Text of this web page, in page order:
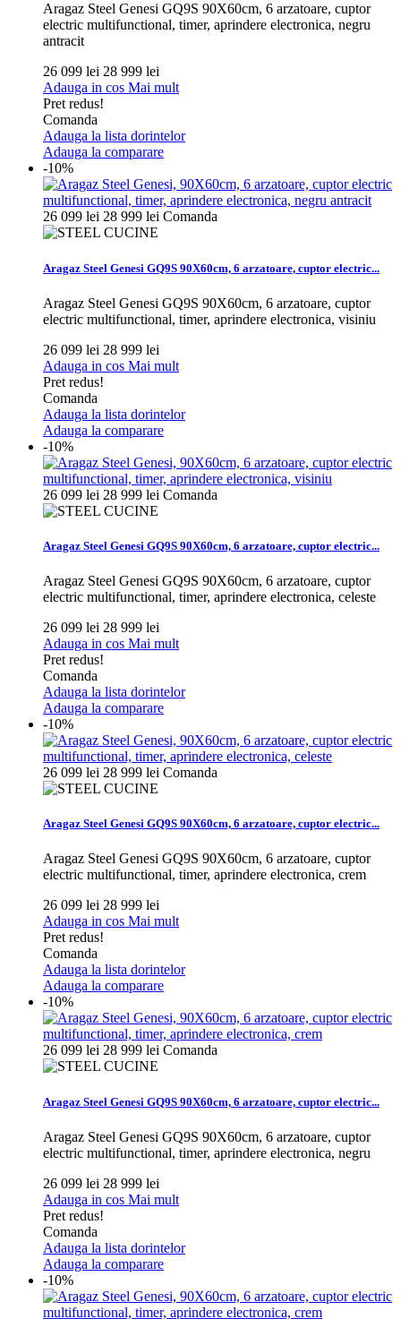
Aragaz Steel Genesi GQ9S 90X60cm, 6 arzatoare, cuptor
electric multifunctional, timer, aprindere electronica, negru
antracit
26 099 lei 28 999 lei
Adauga in cos Mai mult
Pret redus!
Comanda
Adauga la lista dorintelor
Adauga la comparare
-10%
26 099 lei 28 999 lei Comanda
Aragaz Steel Genesi GQ9S 90X60cm, 6 arzatoare, cuptor electric...
Aragaz Steel Genesi GQ9S 90X60cm, 6 arzatoare, cuptor
electric multifunctional, timer, aprindere electronica, visiniu
26 099 lei 28 999 lei
Adauga in cos Mai mult
Pret redus!
Comanda
Adauga la lista dorintelor
Adauga la comparare
-10%
26 099 lei 28 999 lei Comanda
Aragaz Steel Genesi GQ9S 90X60cm, 6 arzatoare, cuptor electric...
Aragaz Steel Genesi GQ9S 90X60cm, 6 arzatoare, cuptor
electric multifunctional, timer, aprindere electronica, celeste
26 099 lei 28 999 lei
Adauga in cos Mai mult
Pret redus!
Comanda
Adauga la lista dorintelor
Adauga la comparare
-10%
26 099 lei 28 999 lei Comanda
Aragaz Steel Genesi GQ9S 90X60cm, 6 arzatoare, cuptor electric...
Aragaz Steel Genesi GQ9S 90X60cm, 6 arzatoare, cuptor
electric multifunctional, timer, aprindere electronica, crem
26 099 lei 28 999 lei
Adauga in cos Mai mult
Pret redus!
Comanda
Adauga la lista dorintelor
Adauga la comparare
-10%
26 099 lei 28 999 lei Comanda
Aragaz Steel Genesi GQ9S 90X60cm, 6 arzatoare, cuptor electric...
Aragaz Steel Genesi GQ9S 90X60cm, 6 arzatoare, cuptor
electric multifunctional, timer, aprindere electronica, negru
26 099 lei 28 999 lei
Adauga in cos Mai mult
Pret redus!
Comanda
Adauga la lista dorintelor
Adauga la comparare
-10%